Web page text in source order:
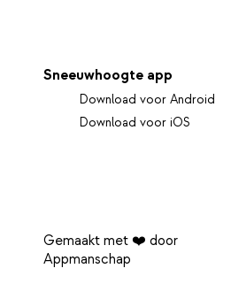
Sneeuwhoogte app
Download voor Android
Download voor iOS
Gemaakt met ❤️ door
Appmanschap